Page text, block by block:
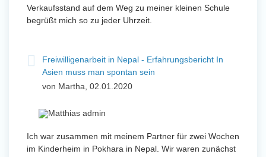
Verkaufsstand auf dem Weg zu meiner kleinen Schule
begrüßt mich so zu jeder Uhrzeit.
Freiwilligenarbeit in Nepal - Erfahrungsbericht In
Asien muss man spontan sein
von Martha, 02.01.2020
Ich war zusammen mit meinem Partner für zwei Wochen
im Kinderheim in Pokhara in Nepal. Wir waren zunächst